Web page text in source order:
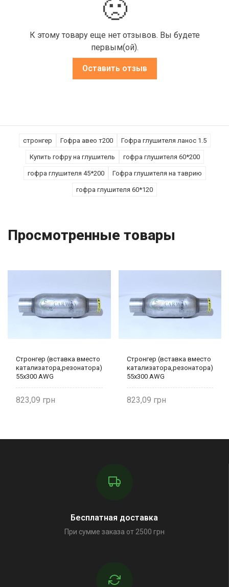
🙁
К этому товару еще нет отзывов. Вы будете
первым(ой).
Оставить отзыв
стронгер Гофра авео т200 Гофра глушителя ланос 1.5
Купить гофру на глушитель гофра глушителя 60*200
гофра глушителя 45*200 Гофра глушителя на таврию
гофра глушителя 60*120
Просмотренные товары
Стронгер (вставка вместо
катализатора,резонатора)
55х300 AWG
823,09
Стронгер (вставка вместо
катализатора,резонатора)
55х300 AWG
823,09
Бесплатная доставка
При сумме заказа от 2500 грн